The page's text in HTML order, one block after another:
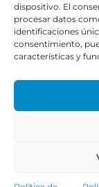
dispositivo. El
procesar datos
identificaciones
consentimiento,
características y
Equipo
arnés.
Material
Seguros
Manual
PAGO
Su pago es